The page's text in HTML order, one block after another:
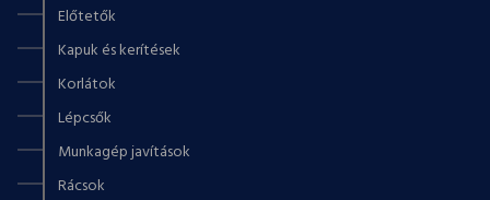
Előtetők
Kapuk és kerítések
Korlátok
Lépcsők
Munkagép javítások
Rácsok